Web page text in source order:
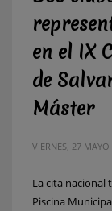
en el IX
de
Máster
VIERNES, 27 MAYO
La cita nacional
Piscina